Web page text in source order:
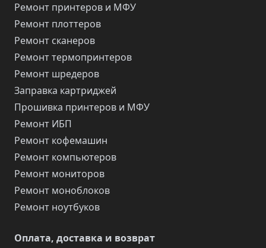
Ремонт принтеров и МФУ
Ремонт плоттеров
Ремонт сканеров
Ремонт термопринтеров
Ремонт шредеров
Заправка картриджей
Прошивка принтеров и МФУ
Ремонт ИБП
Ремонт кофемашин
Ремонт компьютеров
Ремонт мониторов
Ремонт моноблоков
Ремонт ноутбуков
Оплата, доставка и возврат